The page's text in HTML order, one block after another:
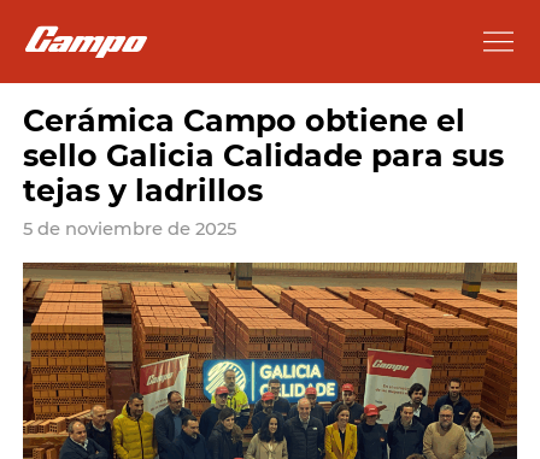
Cerámica Campo obtiene el
sello Galicia Calidade para sus
tejas y ladrillos
5 de noviembre de 2025